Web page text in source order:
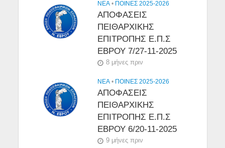
NEA • ΠΟΙΝΕΣ 2025-2026
ΑΠΟΦΑΣΕΙΣ
ΠΕΙΘΑΡΧΙΚΗΣ
ΕΠΙΤΡΟΠΗΣ Ε.Π.Σ
ΕΒΡΟΥ 7/27-11-2025
8 μήνες πριν
NEA • ΠΟΙΝΕΣ 2025-2026
ΑΠΟΦΑΣΕΙΣ
ΠΕΙΘΑΡΧΙΚΗΣ
ΕΠΙΤΡΟΠΗΣ Ε.Π.Σ
ΕΒΡΟΥ 6/20-11-2025
9 μήνες πριν